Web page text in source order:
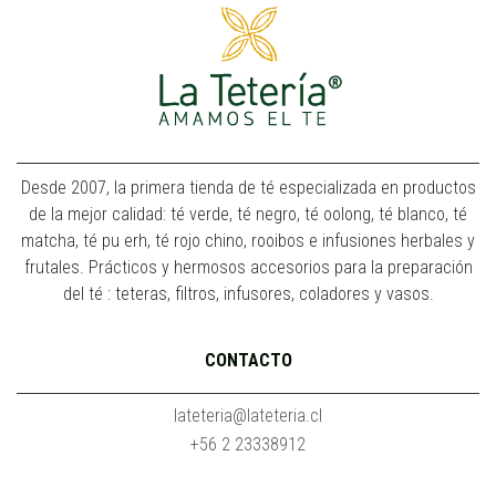
Desde 2007, la primera tienda de té especializada en productos
de la mejor calidad: té verde, té negro, té oolong, té blanco, té
matcha, té pu erh, té rojo chino, rooibos e infusiones herbales y
frutales. Prácticos y hermosos accesorios para la preparación
del té : teteras, filtros, infusores, coladores y vasos.
CONTACTO
lateteria@lateteria.cl
+56 2 23338912